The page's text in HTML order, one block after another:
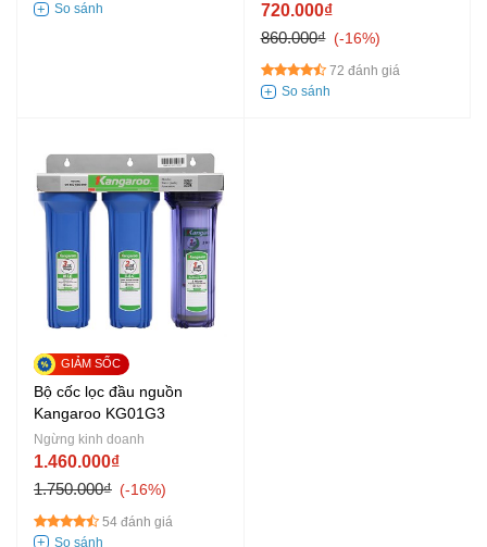
720.000₫
860.000₫
-16%
72 đánh giá
Bộ cốc lọc đầu nguồn
Kangaroo KG01G3
Ngừng kinh doanh
1.460.000₫
1.750.000₫
-16%
54 đánh giá